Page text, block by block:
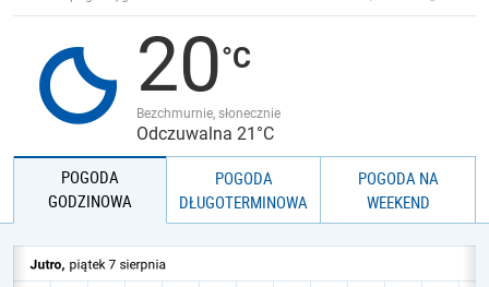
JAKOŚĆ POWIETRZA20
Bezchmurnie, słonecznie
Odczuwalna 21°C
POGODA
GODZINOWA
POGODA
DŁUGOTERMINOWA
POGODA NA
WEEKEND